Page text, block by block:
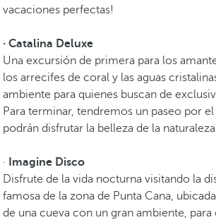
vacaciones perfectas!
· Catalina Deluxe
Una excursión de primera para los
los arrecifes de coral y las aguas
ambiente para quienes buscan de
Para terminar, tendremos un paseo por
podrán disfrutar la belleza de la
·
Imagine Disco
Disfrute de la vida nocturna visitando la
famosa de la zona de Punta Cana,
de una cueva con un gran ambiente,